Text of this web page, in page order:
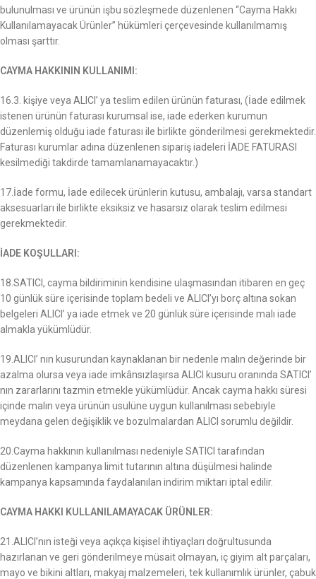
bulunulması ve ürünün işbu sözleşmede düzenlenen “Cayma Hakkı
Kullanılamayacak Ürünler” hükümleri çerçevesinde kullanılmamış
olması şarttır.
CAYMA HAKKININ KULLANIMI:
16.3. kişiye veya ALICI’ ya teslim edilen ürünün faturası, (İade edilmek
istenen ürünün faturası kurumsal ise, iade ederken kurumun
düzenlemiş olduğu iade faturası ile birlikte gönderilmesi gerekmektedir.
Faturası kurumlar adına düzenlenen sipariş iadeleri İADE FATURASI
kesilmediği takdirde tamamlanamayacaktır.)
17.İade formu, İade edilecek ürünlerin kutusu, ambalajı, varsa standart
aksesuarları ile birlikte eksiksiz ve hasarsız olarak teslim edilmesi
gerekmektedir.
İADE KOŞULLARI:
18.SATICI, cayma bildiriminin kendisine ulaşmasından itibaren en geç
10 günlük süre içerisinde toplam bedeli ve ALICI’yı borç altına sokan
belgeleri ALICI’ ya iade etmek ve 20 günlük süre içerisinde malı iade
almakla yükümlüdür.
19.ALICI’ nın kusurundan kaynaklanan bir nedenle malın değerinde bir
azalma olursa veya iade imkânsızlaşırsa ALICI kusuru oranında SATICI’
nın zararlarını tazmin etmekle yükümlüdür. Ancak cayma hakkı süresi
içinde malın veya ürünün usulüne uygun kullanılması sebebiyle
meydana gelen değişiklik ve bozulmalardan ALICI sorumlu değildir.
20.Cayma hakkının kullanılması nedeniyle SATICI tarafından
düzenlenen kampanya limit tutarının altına düşülmesi halinde
kampanya kapsamında faydalanılan indirim miktarı iptal edilir.
CAYMA HAKKI KULLANILAMAYACAK ÜRÜNLER:
21.ALICI’nın isteği veya açıkça kişisel ihtiyaçları doğrultusunda
hazırlanan ve geri gönderilmeye müsait olmayan, iç giyim alt parçaları,
mayo ve bikini altları, makyaj malzemeleri, tek kullanımlık ürünler, çabuk